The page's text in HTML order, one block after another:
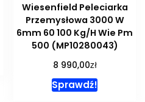
Wiesenfield Peleciarka
Przemysłowa 3000 W
6mm 60 100 Kg/H Wie Pm
500 (MP10280043)
8 990,00zł
Sprawdź!